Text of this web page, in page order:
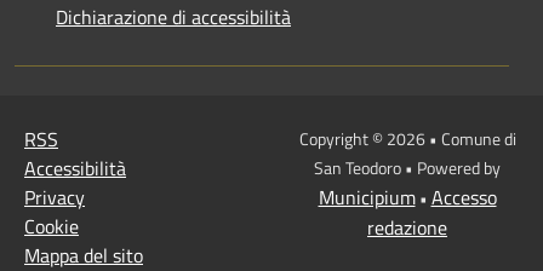
Dichiarazione di accessibilità
RSS
Accessibilità
Privacy
Cookie
Mappa del sito
Copyright © 2026 • Comune di
San Teodoro • Powered by
Municipium• Accesso
redazione